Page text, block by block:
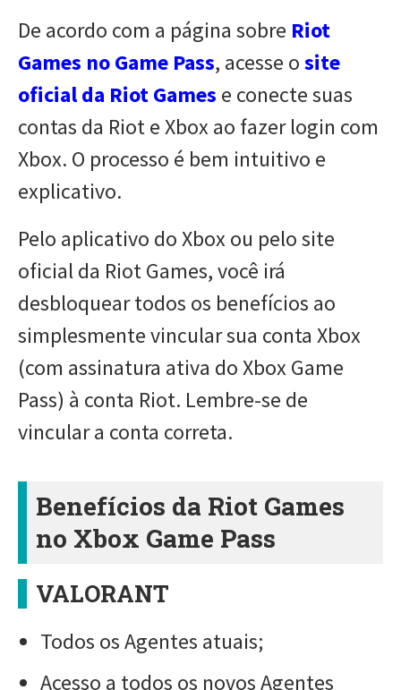
De acordo com a página sobre Riot
Games no Game Pass, acesse osite
oficial da Riot Games e conecte suas
contas da Riot e Xbox ao fazer login com
Xbox. O processo é bem intuitivo e
explicativo.
Pelo aplicativo do Xbox ou pelo site
oficial da Riot Games, você irá
desbloquear todos os benefícios ao
simplesmente vincular sua conta Xbox
(com assinatura ativa do Xbox Game
Pass) à conta Riot. Lembre-se de
vincular a conta correta.
Benefícios da Riot Games
no Xbox Game Pass
VALORANT
Todos os Agentes atuais;
Acesso a todos os novos Agentes